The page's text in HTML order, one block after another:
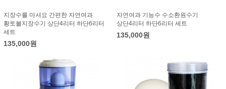
지장수를 마셔요 간편한 자연여과
황토볼지장수기 상단4리터 하단6리터
세트
135,000원
자연여과 기능수 수소환원수기
상단4리터 하단6리터 세트
135,000원